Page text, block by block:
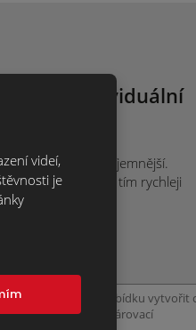
nám o individuální
je vám to nejpříjemnější.
projektu sdělíte, tím rychleji
videí,
je